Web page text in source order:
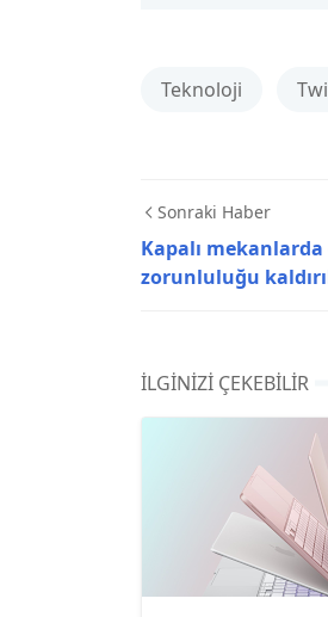
Teknoloji
Sonraki Haber
Kapalı
zorunluluğu
İLGINIZI ÇEKEBILIR